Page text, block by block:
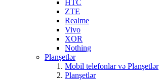
HTC
ZTE
Realme
Vivo
XOR
Nothing
Planşetlər
Mobil telefonlar və Planşetlər
Planşetlər